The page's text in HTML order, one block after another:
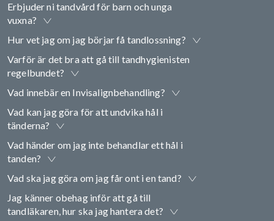
Erbjuder ni tandvård för barn och unga
vuxna?
Hur vet jag om jag börjar få tandlossning?
Varför är det bra att gå till tandhygienisten
regelbundet?
Vad innebär en Invisalignbehandling?
Vad kan jag göra för att undvika hål i
tänderna?
Vad händer om jag inte behandlar ett hål i
tanden?
Vad ska jag göra om jag får ont i en tand?
Jag känner obehag inför att gå till
tandläkaren, hur ska jag hantera det?